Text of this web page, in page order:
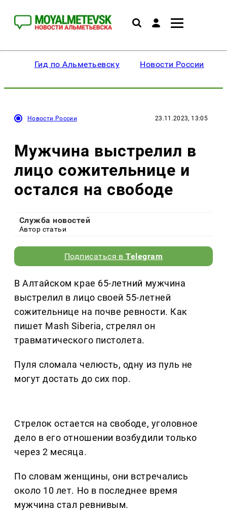
Гид по Альметьевску Новости России
Новости России 23.11.2023, 13:05
Мужчина выстрелил в
лицо сожительнице и
остался на свободе
Служба новостей
Автор статьи
Подписаться вTelegram
В Алтайском крае 65-летний мужчина
выстрелил в лицо своей 55-летней
сожительнице на почве ревности. Как
пишет Mash Siberia, стрелял он
травматического пистолета.
Пуля сломала челюсть, одну из пуль не
могут достать до сих пор.
Стрелок остается на свободе, уголовное
дело в его отношении возбудили только
через 2 месяца.
По словам женщины, они встречались
около 10 лет. Но в последнее время
мужчина стал ревнивым.